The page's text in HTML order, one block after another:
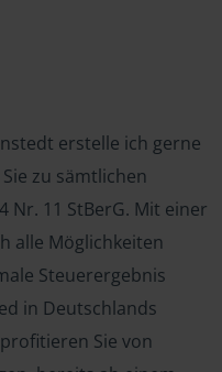
erstelle ich gerne
zu sämtlichen
Nr. 11 StBerG. Mit einer
alle Möglichkeiten
Steuerergebnis
in Deutschlands
Sie von